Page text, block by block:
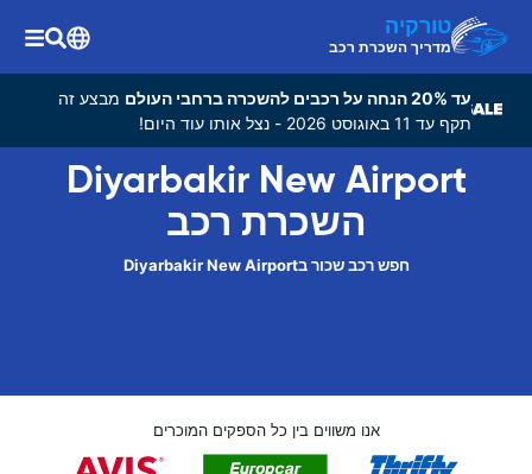
טורקיה
מדריך השכרת רכב
עד 20% הנחה על רכבים להשכרה ברחבי העולם
מבצע זה
תקף עד 11 באוגוסט 2026 - נצל אותו עוד היום!
Diyarbakir New Airport
השכרת רכב
חפש רכב שכור בDiyarbakir New Airport
אנו משווים בין כל הספקים המוכרים